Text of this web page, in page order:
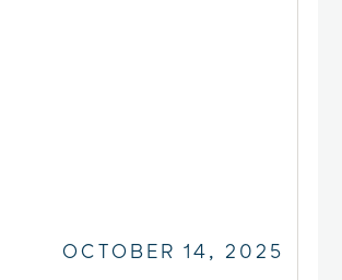
OCTOBER 14, 2025